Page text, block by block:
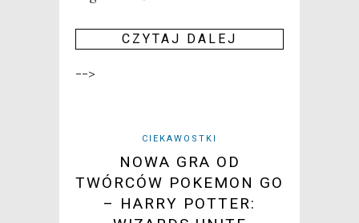
CZY­TAJ DALEJ
-->
CIEKAWOSTKI
NOWA GRA OD
TWÓRCÓW POKEMON GO
– HARRY POTTER: